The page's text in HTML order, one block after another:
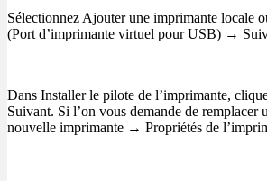
Sélectionnez Ajouter une imprimante locale
(Port d’imprimante virtuel pour USB) →
Dans Installer le pilote de l’imprimante,
Suivant. Si l’on vous demande de
nouvelle imprimante → Propriétés de